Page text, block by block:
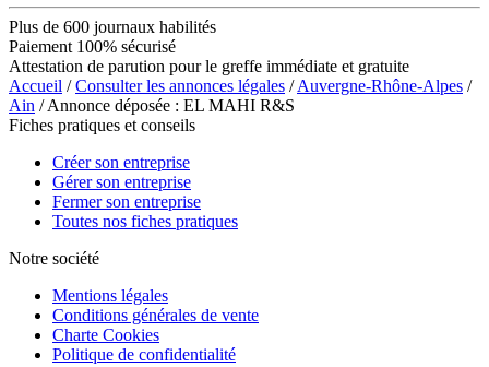
Plus de 600 journaux habilités
Paiement 100% sécurisé
Attestation de parution pour le greffe immédiate et gratuite
Accueil /Consulter les annonces légales /Auvergne-Rhône-Alpes /
Ain / Annonce déposée : EL MAHI R&S
Fiches pratiques et conseils
Créer son entreprise
Gérer son entreprise
Fermer son entreprise
Toutes nos fiches pratiques
Notre société
Mentions légales
Conditions générales de vente
Charte Cookies
Politique de confidentialité